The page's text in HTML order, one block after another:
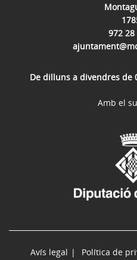
972 28
De dilluns a divendres de
Avís legal Política de
Amb el